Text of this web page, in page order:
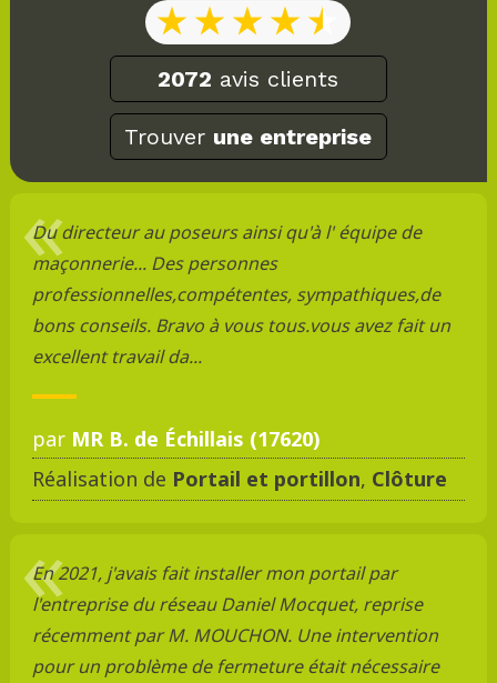
2072 avis clients
Trouver une entreprise
Du directeur au poseurs ainsi qu'à l' équipe de
maçonnerie... Des personnes
professionnelles,compétentes, sympathiques,de
bons conseils. Bravo à vous tous.vous avez fait un
excellent travail da...
par MR B. de Échillais (17620)
Réalisation de Portail et portillon, Clôture
En 2021, j'avais fait installer mon portail par
l'entreprise du réseau Daniel Mocquet, reprise
récemment par M. MOUCHON. Une intervention
pour un problème de fermeture était nécessaire